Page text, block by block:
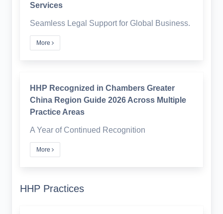
Services
Seamless Legal Support for Global Business.
More
HHP Recognized in Chambers Greater
China Region Guide 2026 Across Multiple
Practice Areas
A Year of Continued Recognition
More
HHP Practices